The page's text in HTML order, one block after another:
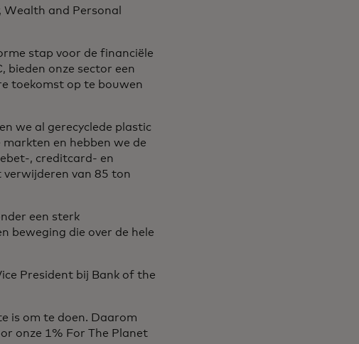
and Personal
stap voor de financiële
bieden onze sector een
toekomst op te bouwen
we al gerecyclede plastic
en hebben we de
, creditcard- en
verwijderen van 85 ton
een sterk
beweging die over de hele
President bij Bank of the
is om te doen. Daarom
onze 1% For The Planet